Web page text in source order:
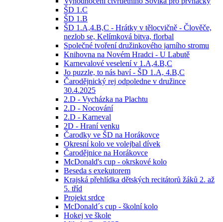
ŠD 1.C
ŠD 1.B
ŠD 1.A,4.B,C - Hrátky v tělocvičně - Člověče,
nezlob se, Kelímková bitva, florbal
Společné tvoření družinkového jarního stromu
Knihovna na Novém Hradci - U Labutě
Karnevalové veselení v 1.A,4.B,C
Jo puzzle, to nás baví - ŠD 1.A, 4.B,C
Čarodějnický rej odpoledne v družince
30.4.2025
2.D - Vycházka na Plachtu
2.D - Nocování
2.D - Karneval
2D - Hraní venku
Čarodky ve ŠD na Horákovce
Okresní kolo ve volejbal dívek
Čarodějnice na Horákovce
McDonald's cup - okrskové kolo
Beseda s exekutorem
Krajská přehlídka dětských recitátorů žáků 2. až
5. tříd
Projekt srdce
McDonald´s cup - školní kolo
Hokej ve škole